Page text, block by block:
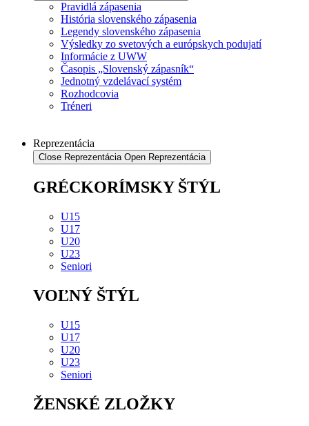
Pravidlá zápasenia
História slovenského zápasenia
Legendy slovenského zápasenia
Výsledky zo svetových a európskych podujatí
Informácie z UWW
Časopis „Slovenský zápasník“
Jednotný vzdelávací systém
Rozhodcovia
Tréneri
Reprezentácia
Close Reprezentácia Open Reprezentácia
GRÉCKORÍMSKY ŠTÝL
U15
U17
U20
U23
Seniori
VOĽNÝ ŠTÝL
U15
U17
U20
U23
Seniori
ŽENSKÉ ZLOŽKY